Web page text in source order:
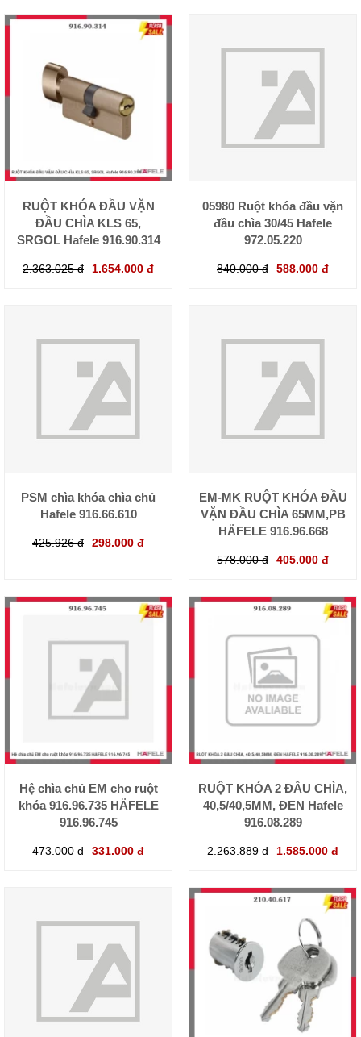
RUỘT KHÓA ĐẦU VẶN
ĐẦU CHÌA KLS 65,
SRGOL Hafele 916.90.314
2.363.025 đ 1.654.000 đ
05980 Ruột khóa đầu vặn
đầu chìa 30/45 Hafele
972.05.220
840.000 đ 588.000 đ
PSM chìa khóa chìa chủ
Hafele 916.66.610
425.926 đ 298.000 đ
EM-MK RUỘT KHÓA ĐẦU
VẶN ĐẦU CHÌA 65MM,PB
HÄFELE 916.96.668
578.000 đ 405.000 đ
Hệ chìa chủ EM cho ruột
khóa 916.96.735 HÄFELE
916.96.745
473.000 đ 331.000 đ
RUỘT KHÓA 2 ĐẦU CHÌA,
40,5/40,5MM, ĐEN Hafele
916.08.289
2.263.889 đ 1.585.000 đ